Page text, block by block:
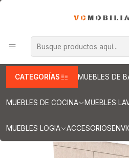
CATEGORÍAS MUEBLES DE
MUEBLES DE COCINA MUEBLES
MUEBLES LOGIA ACCESORIOS
Mueble lavadero de 80 cm con